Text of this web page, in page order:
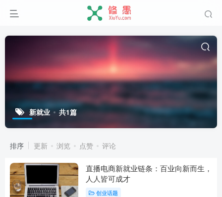
新就业 共1篇
排序 更新 浏览 点赞 评论
直播电商新就业链条：百业向新而生，
人人皆可成才
创业话题